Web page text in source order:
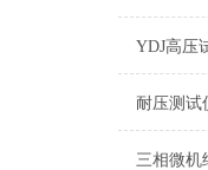
耐压测试
三相微机